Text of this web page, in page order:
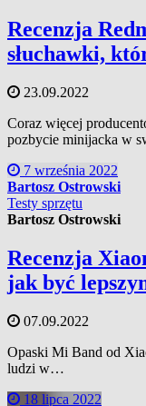
Recenzja
słuchawki,
23.09.2022
Coraz więcej
pozbycie minijacka w
7 września 2022
Bartosz Ostrowski
Testy sprzętu
Bartosz Ostrowski
Recenzja
jak być
07.09.2022
Opaski Mi Band od
ludzi w…
18 lipca 2022